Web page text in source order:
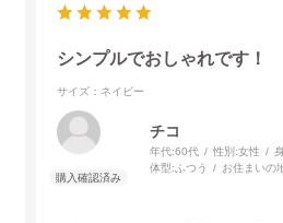
シンプルでおしゃれです！
サイズ：ネイビー
チコ
年代:60代 性別:女性
体型: ふつう お住まいの